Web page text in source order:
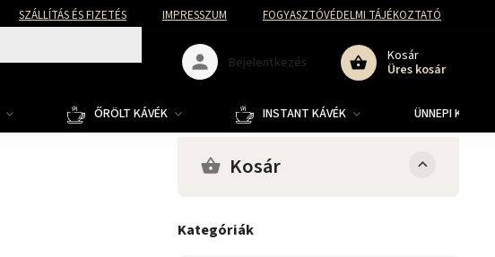
SZÁLLÍTÁS ÉS FIZETÉS IMPRESSZUM FOGYASZTÓVÉDELMI TÁJÉKOZTATÓ
Kosár
Üres kosár
Bejelentkezés
ŐRÖLT KÁVÉK INSTANT KÁVÉK ÜNNEPI
Kosár
Kategóriák